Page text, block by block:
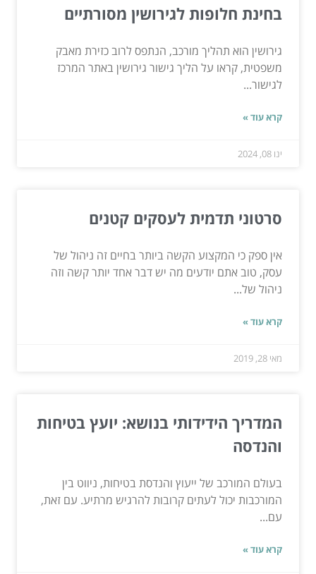
בחינת חלופות לגירושין מסורתיים
גירושין הוא תהליך מורכב, הנתפס לרוב כזירת מאבק
משפטית, קראו על הליך גישור גירושין באתר המרכז
לגישור...
קרא עוד »
ינו 08, 2024
סרטוני תדמית לעסקים קטנים
אין ספק כי המקצוע הקשה ביותר בחיים זה ניהול של
עסק, טוב אתם יודעים מה יש דבר אחד יותר קשה וזה
ניהול של...
קרא עוד »
מאי 28, 2019
המדריך הידידותי בנושא: יועץ בטיחות
והנדסה
בעולם המורכב של ייעוץ והנדסת בטיחות, ניווט בין
המורכבות יכול לעתים קרובות להרגיש מרתיע. עם זאת,
עם...
קרא עוד »